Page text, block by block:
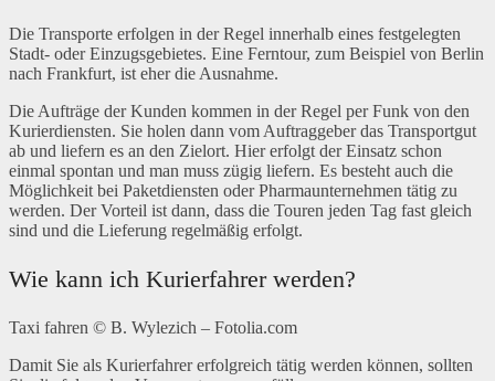
Die Transporte erfolgen in der Regel innerhalb eines festgelegten
Stadt- oder Einzugsgebietes. Eine Ferntour, zum Beispiel von Berlin
nach Frankfurt, ist eher die Ausnahme.
Die Aufträge der Kunden kommen in der Regel per Funk von den
Kurierdiensten. Sie holen dann vom Auftraggeber das Transportgut
ab und liefern es an den Zielort. Hier erfolgt der Einsatz schon
einmal spontan und man muss zügig liefern. Es besteht auch die
Möglichkeit bei Paketdiensten oder Pharmaunternehmen tätig zu
werden. Der Vorteil ist dann, dass die Touren jeden Tag fast gleich
sind und die Lieferung regelmäßig erfolgt.
Wie kann ich Kurierfahrer werden?
Taxi fahren © B. Wylezich – Fotolia.com
Damit Sie als Kurierfahrer erfolgreich tätig werden können, sollten